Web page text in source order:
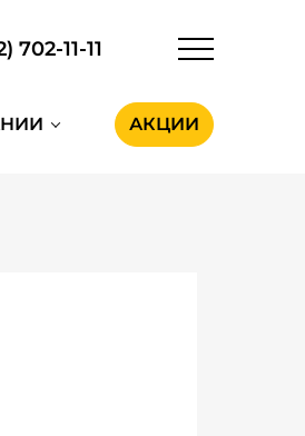
702-11-11
АКЦИИ